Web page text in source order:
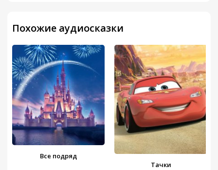
Похожие аудиосказки
Все подряд
Тачки